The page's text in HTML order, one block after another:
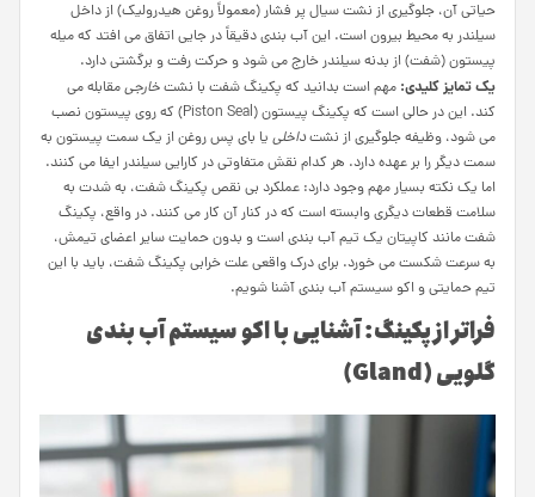
حیاتی آن، جلوگیری از نشت سیال پر فشار (معمولاً روغن هیدرولیک) از داخل
سیلندر به محیط بیرون است. این آب بندی دقیقاً در جایی اتفاق می افتد که میله
پیستون (شفت) از بدنه سیلندر خارج می شود و حرکت رفت و برگشتی دارد.
یک تمایز کلیدی: مهم است بدانید که پکینگ شفت با نشتخارجیمقابله می
کند. این در حالی است که پکینگ پیستون (Piston Seal) که روی پیستون نصب
می شود، وظیفه جلوگیری از نشتداخلی یا بای پس روغن از یک سمت پیستون به
سمت دیگر را بر عهده دارد. هر کدام نقش متفاوتی در کارایی سیلندر ایفا می کنند.
اما یک نکته بسیار مهم وجود دارد: عملکرد بی نقص پکینگ شفت، به شدت به
سلامت قطعات دیگری وابسته است که در کنار آن کار می کنند. در واقع، پکینگ
شفت مانند کاپیتان یک تیم آب بندی است و بدون حمایت سایر اعضای تیمش،
به سرعت شکست می خورد. برای درک واقعی علت خرابی پکینگ شفت، باید با این
تیم حمایتی و اکو سیستم آب بندی آشنا شویم.
فراتر از پکینگ: آشنایی با اکو سیستم آب بندی
گلویی (Gland
)